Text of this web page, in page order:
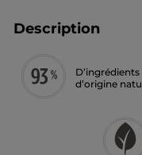
Description
D’ingrédients
d’origine